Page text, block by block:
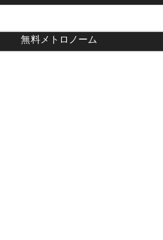
無料メトロノーム